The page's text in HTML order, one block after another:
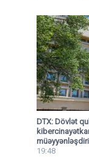
DTX: Dövlət
19:48